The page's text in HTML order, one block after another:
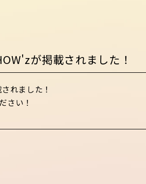
が掲載されました！
れました！
さい！